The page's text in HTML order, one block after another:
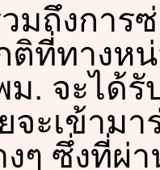
มถึงการ
ติที่ทางห
ม. จะได้
จะเข้าม
งๆ ซึ่งที่ผ่